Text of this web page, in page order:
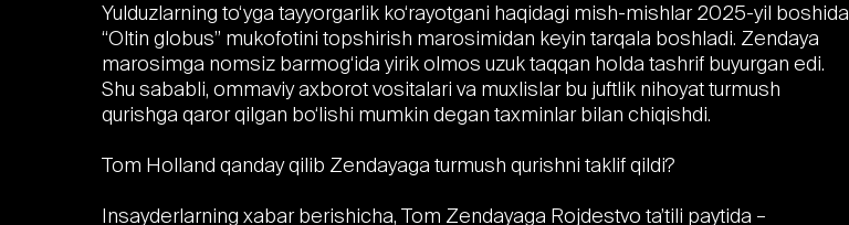
Yulduzlarning to‘yga tayyorgarlik ko‘rayotgani haqidagi mish-mishlar 2025-yil boshida
“Oltin globus” mukofotini topshirish marosimidan keyin tarqala boshladi. Zendaya
marosimga nomsiz barmog‘ida yirik olmos uzuk taqqan holda tashrif buyurgan edi.
Shu sababli, ommaviy axborot vositalari va muxlislar bu juftlik nihoyat turmush
qurishga qaror qilgan bo‘lishi mumkin degan taxminlar bilan chiqishdi.
Tom Holland qanday qilib Zendayaga turmush qurishni taklif qildi?
Insayderlarning xabar berishicha, Tom Zendayaga Rojdestvo ta’tili paytida –